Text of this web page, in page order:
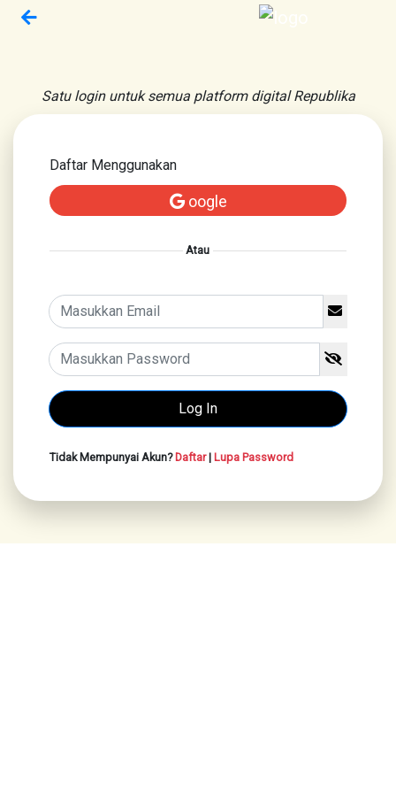
Satu login untuk semua platform digital Republika
Daftar Menggunakan
oogle
Atau
Tidak Mempunyai Akun?Daftar| Lupa Password